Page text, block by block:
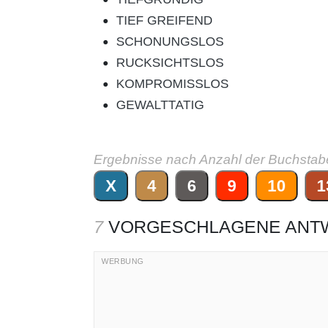
TIEF GREIFEND
SCHONUNGSLOS
RUCKSICHTSLOS
KOMPROMISSLOS
GEWALTTATIG
Ergebnisse nach Anzahl der
X 4 6 9 10
7VORGESCHLAGENE